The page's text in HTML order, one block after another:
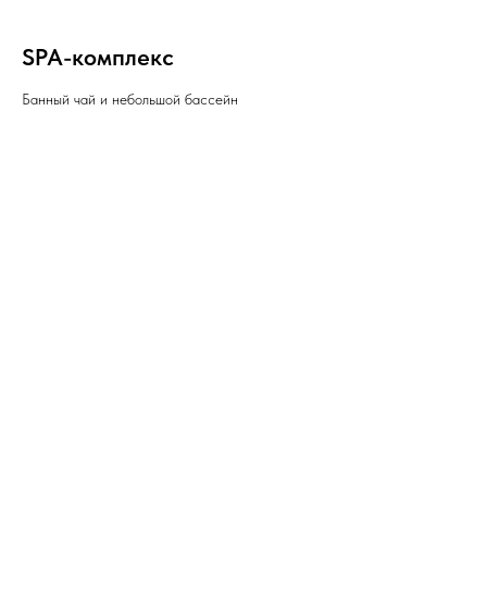
SPA-комплекс
Банный чай и небольшой бассейн